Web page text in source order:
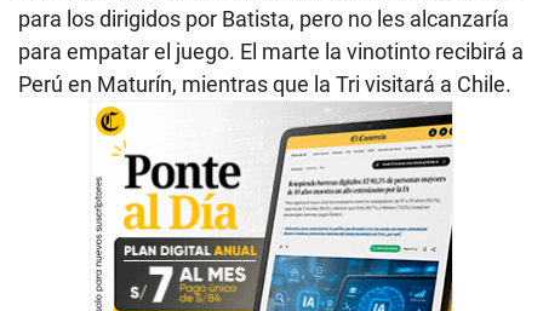
para los dirigidos por Batista, pero no les alcanzaría
para empatar el juego. El marte la vinotinto recibirá a
Perú en Maturín, mientras que la Tri visitará a Chile.